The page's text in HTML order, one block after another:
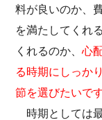
料が良いのか、
を満たしてくれ
くれるのか、心
る時期にしっか
節を選びたいで
時期としては